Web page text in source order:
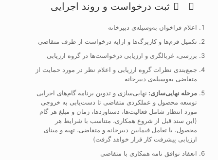
ثبت درخواست و روند اجرایی
اعلام فراخوان به‌وسیله‌ی دبیرخانه
تکمیل فرم‌ها و کاربرگ‌ها و ارایه درخواست از طرف متقاضی
بررسی، غربالگری و ارزیابی درخواست‌ها در گروه ارزیابی
جمع‌بندی نظرات گروه ارزیابی و اعلام نظر در مورد حمایت از
متقاضی به‌وسیله‌ی دبیرخانه
مرحله نهایی‌سازی: نهایی‌سازی و تدوین برنامه گام‌های اجرایی
توسعه محصول و عملکردی متقاضی تا دست‌یابی به خروجی
مورد انتظار شامل فعالیت‌ها، دستاوردها، زمان و مبلغ هر گام
(این سند قبل از شروع همکاری، متناسب با شرایط هر
محصول، با تعامل فیمابین دبیرخانه و متقاضی، تهیه و مبنای
ارزیابی پیشرفت کار قرار خواهد گرفت)
انعقاد توافق نامه همکاری با متقاضی